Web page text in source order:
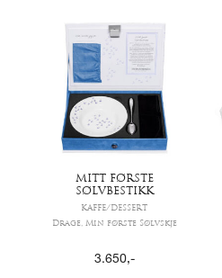
MITT FØRSTE
SØLVBESTIKK
KAFFE/DESSERT
Drage, Min første Sølvskje
3.650,-